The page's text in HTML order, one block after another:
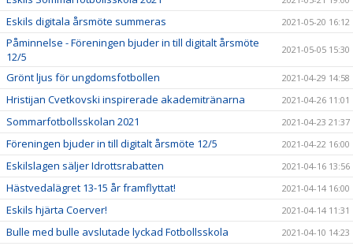
Eskils digitala årsmöte summeras 2021-05-20 16:12
Påminnelse - Föreningen bjuder in till digitalt årsmöte
12/5
2021-05-05 15:30
Grönt ljus för ungdomsfotbollen 2021-04-29 14:58
Hristijan Cvetkovski inspirerade akademitränarna 2021-04-26 11:01
Sommarfotbollsskolan 2021 2021-04-23 21:37
Föreningen bjuder in till digitalt årsmöte 12/5 2021-04-22 16:00
Eskilslagen säljer Idrottsrabatten 2021-04-16 13:56
Hästvedalägret 13-15 år framflyttat! 2021-04-14 16:00
Eskils hjärta Coerver! 2021-04-14 11:31
Bulle med bulle avslutade lyckad Fotbollsskola 2021-04-10 14:23